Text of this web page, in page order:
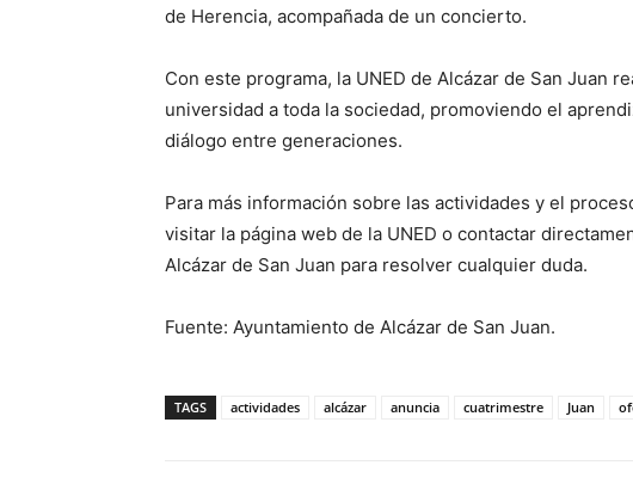
de Herencia, acompañada de un concierto.
Con este programa, la UNED de Alcázar de San Juan
universidad a toda la sociedad, promoviendo el
diálogo entre generaciones.
Para más información sobre las actividades y el
visitar la página web de la UNED o contactar
Alcázar de San Juan para resolver cualquier duda.
Fuente: Ayuntamiento de Alcázar de San Juan.
TAGS actividades alcázar anuncia cuatrimestre Juan